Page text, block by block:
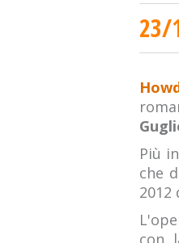
23/
Più
che
con